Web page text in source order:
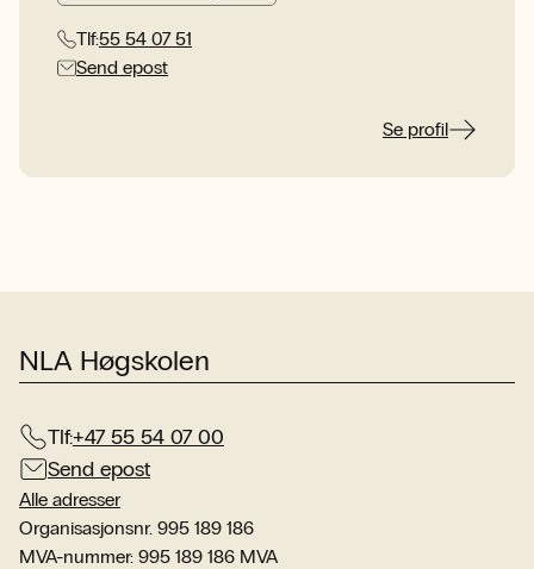
Tlf:55 54 07 51
Send epost
Se profil
NLA Høgskolen
Tlf:+47 55 54 07 00
Send epost
Alle adresser
Organisasjonsnr. 995 189 186
MVA-nummer: 995 189 186 MVA